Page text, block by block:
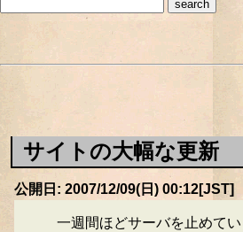
サイトの大幅な更新
公開日: 2007/12/09(日) 00:12[JST]
一週間ほどサーバを止めて